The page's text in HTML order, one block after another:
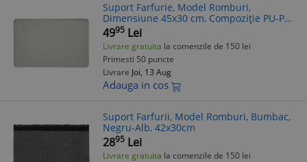
Suport Farfurie, Model Romburi,
Dimensiune 45x30 cm, Compoziție PU-PP,
Culoare Gri
4995 Lei
Livrare gratuita la comenzile de 150 lei
Primesti 50 puncte
Livrare Joi, 13 Aug
Adauga in cos
Suport Farfurii, Model Romburi, Bumbac,
Negru-Alb, 42x30cm
2895 Lei
Livrare gratuita la comenzile de 150 lei